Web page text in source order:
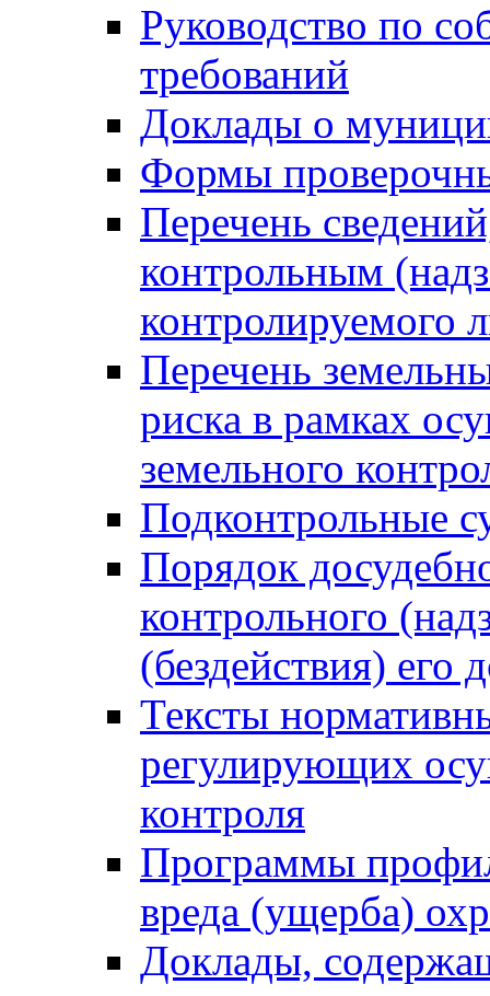
Руководство по
требований
Доклады о
Формы
Перечень
контрольным
контролируемого
Перечень
риска в рамках
земельного
Подконтрольные
Порядок
контрольного
(бездействия)
Тексты
регулирующих
контроля
Программы
вреда (ущерба)
Доклады,